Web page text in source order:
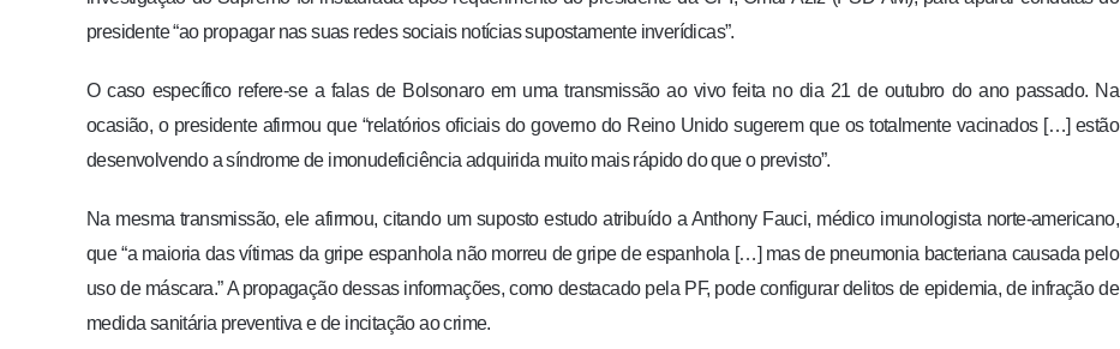
presidente “ao propagar nas suas redes sociais notícias supostamente inverídicas”.
O caso específico refere-se a falas de Bolsonaro em uma transmissão ao vivo feita no dia 21 de outubro do ano passado. Na
ocasião, o presidente afirmou que “relatórios oficiais do governo do Reino Unido sugerem que os totalmente vacinados […] estão
desenvolvendo a síndrome de imonudeficiência adquirida muito mais rápido do que o previsto”.
Na mesma transmissão, ele afirmou, citando um suposto estudo atribuído a Anthony Fauci, médico imunologista norte-americano,
que “a maioria das vítimas da gripe espanhola não morreu de gripe de espanhola […] mas de pneumonia bacteriana causada pelo
uso de máscara.” A propagação dessas informações, como destacado pela PF, pode configurar delitos de epidemia, de infração de
medida sanitária preventiva e de incitação ao crime.